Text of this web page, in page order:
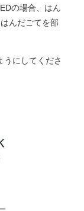
の場合、はん
んだごてを部
うにしてくださ